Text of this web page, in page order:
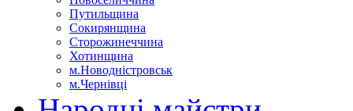
Путильщина
Сокирянщина
Сторожинеччина
Хотинщина
м.Новодністровськ
м.Чернівці